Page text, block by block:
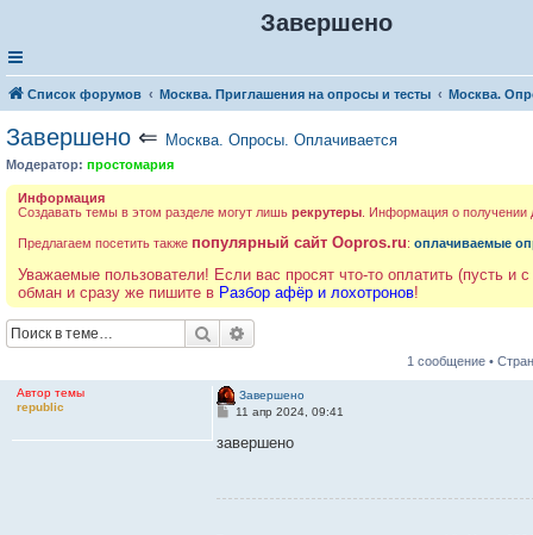
Завершено
Список форумов Москва. Приглашения на опросы и тесты Москва.
Завершено ⇐ Москва. Опросы. Оплачивается
Модератор: простомария
Информация
Создавать темы в этом разделе могут лишь рекрутеры . Информация о получении
Предлагаем посетить также популярный сайт Oopros.ru: оплачиваемые
Уважаемые пользователи! Если вас просят что-то оплатить (пусть и
обман и сразу же пишите в Разбор афёр и лохотронов!
Поиск
1 сообщение •
Автор темы
republic
Завершено
С
о
н
11 апр 2024, 09:41
завершено